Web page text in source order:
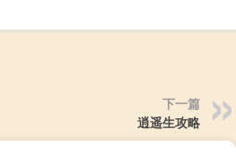
下一篇
逍遥生攻略